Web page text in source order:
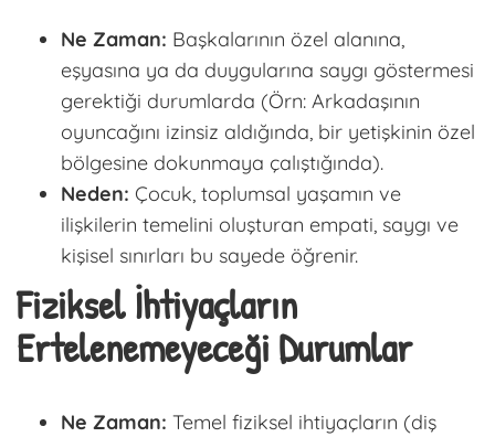
Ne Zaman: Başkalarının özel alanına,
eşyasına ya da duygularına saygı göstermesi
gerektiği durumlarda (Örn: Arkadaşının
oyuncağını izinsiz aldığında, bir yetişkinin özel
bölgesine dokunmaya çalıştığında).
Neden: Çocuk, toplumsal yaşamın ve
ilişkilerin temelini oluşturan empati, saygı ve
kişisel sınırları bu sayede öğrenir.
Fiziksel İhtiyaçların
Ertelenemeyeceği Durumlar
Ne Zaman: Temel fiziksel ihtiyaçların (diş